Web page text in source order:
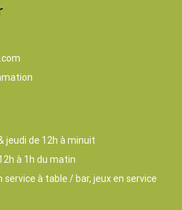
jeudi de 12h à minuit
à 1h du matin
service à table / bar, jeux en service